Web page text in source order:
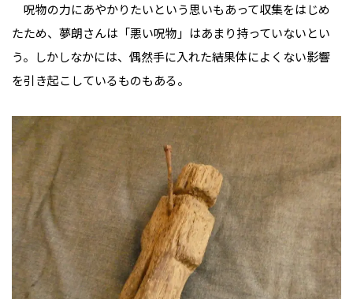
呪物の力にあやかりたいという思いもあって収集をはじめ
たため、夢朗さんは「悪い呪物」はあまり持っていないとい
う。しかしなかには、偶然手に入れた結果体によくない影響
を引き起こしているものもある。